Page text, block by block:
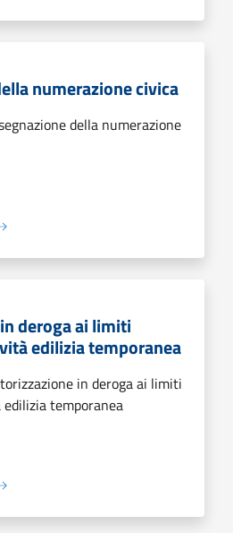
numerazione civica
della numerazione
deroga ai limiti
edilizia temporanea
in deroga ai limiti
temporanea